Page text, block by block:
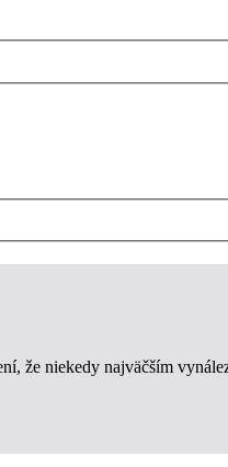
že niekedy najväčším